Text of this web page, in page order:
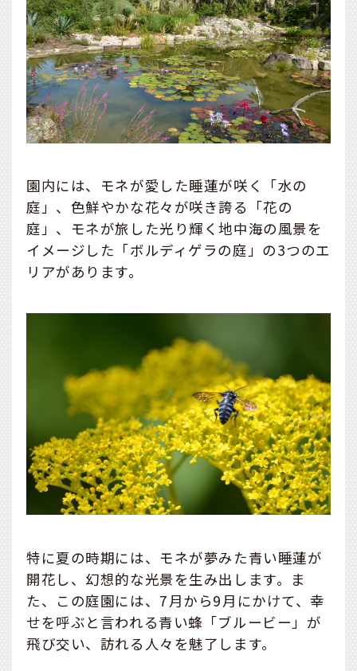
園内には、モネが愛した睡蓮が咲く「水の
庭」、色鮮やかな花々が咲き誇る「花の
庭」、モネが旅した光り輝く地中海の風景を
イメージした「ボルディゲラの庭」の3つのエ
リアがあります。
特に夏の時期には、モネが夢みた青い睡蓮が
開花し、幻想的な光景を生み出します。ま
た、この庭園には、7月から9月にかけて、幸
せを呼ぶと言われる青い蜂「ブルービー」が
飛び交い、訪れる人々を魅了します。